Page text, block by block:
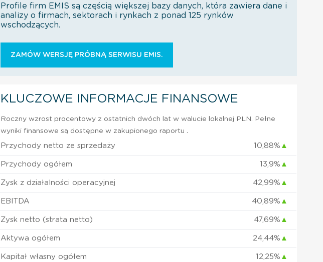
Profile firm EMIS są częścią większej bazy danych, która zawiera dane i
analizy o firmach, sektorach i rynkach z ponad 125 rynków
wschodzących.
ZAMÓW WERSJĘ PRÓBNĄ SERWISU EMIS.
KLUCZOWE INFORMACJE FINANSOWE
Roczny wzrost procentowy z ostatnich dwóch lat w walucie lokalnej PLN. Pełne
wyniki finansowe są dostępne w zakupionego raportu .
Przychody netto ze sprzedaży 10,88% ▲
Przychody ogółem 13,9% ▲
Zysk z działalności operacyjnej 42,99% ▲
EBITDA 40,89% ▲
Zysk netto (strata netto) 47,69% ▲
Aktywa ogółem 24,44% ▲
Kapitał własny ogółem 12,25% ▲